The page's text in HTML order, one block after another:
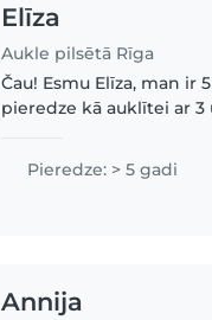
Elīza
Aukle pilsētā Rīga
Čau! Esmu Elīza, man ir
pieredze kā auklītei ar 3
ļoti vēlos auklēt zīdainīti.
sev uzticētu, jo esmu ļoti
Pieredze: > 5 gadi
Annija